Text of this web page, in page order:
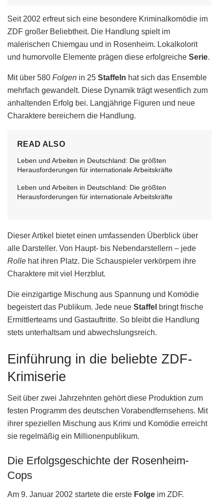
Seit 2002 erfreut sich eine besondere Kriminalkomödie im
ZDF großer Beliebtheit. Die Handlung spielt im
malerischen Chiemgau und in Rosenheim. Lokalkolorit
und humorvolle Elemente prägen diese erfolgreiche Serie.
Mit über 580 Folgen in 25 Staffeln hat sich das Ensemble
mehrfach gewandelt. Diese Dynamik trägt wesentlich zum
anhaltenden Erfolg bei. Langjährige Figuren und neue
Charaktere bereichern die Handlung.
READ ALSO
Leben und Arbeiten in Deutschland: Die größten
Herausforderungen für internationale Arbeitskräfte
Leben und Arbeiten in Deutschland: Die größten
Herausforderungen für internationale Arbeitskräfte
Dieser Artikel bietet einen umfassenden Überblick über
alle Darsteller. Von Haupt- bis Nebendarstellern – jede
Rolle hat ihren Platz. Die Schauspieler verkörpern ihre
Charaktere mit viel Herzblut.
Die einzigartige Mischung aus Spannung und Komödie
begeistert das Publikum. Jede neue Staffel bringt frische
Ermittlerteams und Gastauftritte. So bleibt die Handlung
stets unterhaltsam und abwechslungsreich.
Einführung in die beliebte ZDF-
Krimiserie
Seit über zwei Jahrzehnten gehört diese Produktion zum
festen Programm des deutschen Vorabendfernsehens. Mit
ihrer speziellen Mischung aus Krimi und Komödie erreicht
sie regelmäßig ein Millionenpublikum.
Die Erfolgsgeschichte der Rosenheim-
Cops
Am 9. Januar 2002 startete die erste Folge im ZDF.